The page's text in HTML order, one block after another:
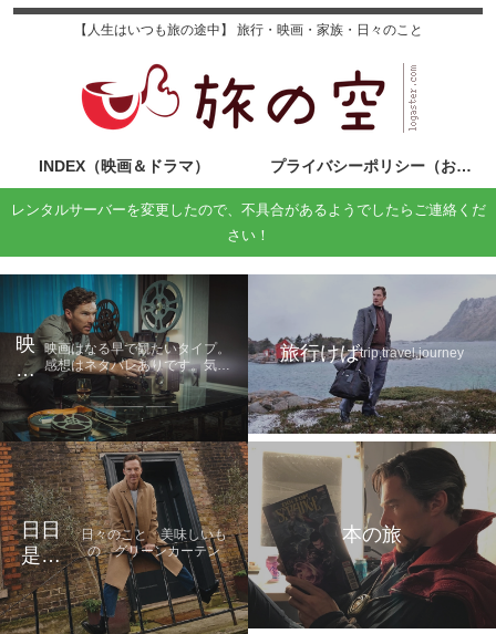
【人生はいつも旅の途中】 旅行・映画・家族・日々のこと
INDEX（映画＆ドラマ） プライバシーポリシー（お問い合わせ）
レンタルサーバーを変更したので、不具合があるようでしたらご連絡くだ
さい！
映
画
の
旅
映画はなる早で観たいタイプ。
感想はネタバレありです。気に
なる方は鑑賞後に読んでくださ
い。
旅行けばtrip,travel,journey
日日
是好
日
日々のこと 美味しいも
の グリーンカーテン
本の旅